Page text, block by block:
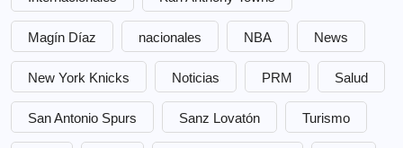
Magín Díaz nacionales NBA News
New York Knicks Noticias PRM Salud
San Antonio Spurs Sanz Lovatón Turismo